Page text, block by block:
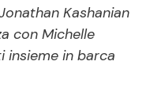
TV
e Talent
Kashanian
con Michelle
insieme in barca